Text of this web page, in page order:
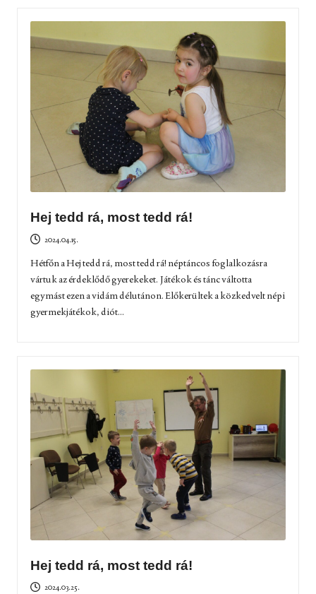
Hej tedd rá, most tedd rá!
2024.04.15.
Hétfőn a Hej tedd rá, most tedd rá! néptáncos foglalkozásra
vártuk az érdeklődő gyerekeket. Játékok és tánc váltotta
egymást ezen a vidám délutánon. Előkerültek a közkedvelt népi
gyermekjátékok, diót...
Hej tedd rá, most tedd rá!
2024.03.25.